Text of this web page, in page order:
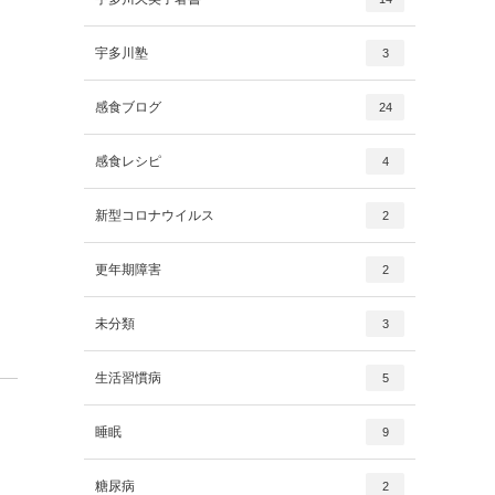
宇多川塾 3
感食ブログ 24
感食レシピ 4
新型コロナウイルス 2
更年期障害 2
未分類 3
生活習慣病 5
睡眠 9
糖尿病 2